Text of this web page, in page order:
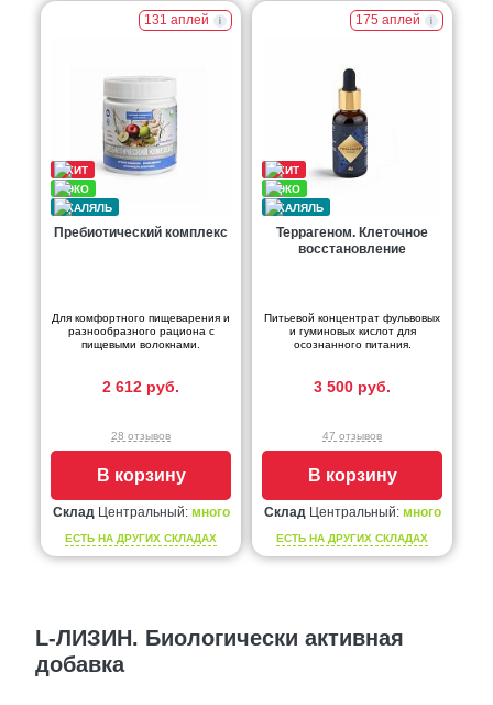
131 аплей
Пребиотический комплекс
Для комфортного пищеварения и
разнообразного рациона с
пищевыми волокнами.
2 612 руб.
28 отзывов
В корзину
СкладЦентральный: много
ЕСТЬ НА ДРУГИХ СКЛАДАХ
175 аплей
Террагеном. Клеточное
восстановление
Питьевой концентрат фульвовых
и гуминовых кислот для
осознанного питания.
3 500 руб.
47 отзывов
В корзину
СкладЦентральный: много
ЕСТЬ НА ДРУГИХ СКЛАДАХ
L-ЛИЗИН. Биологически активная
добавка